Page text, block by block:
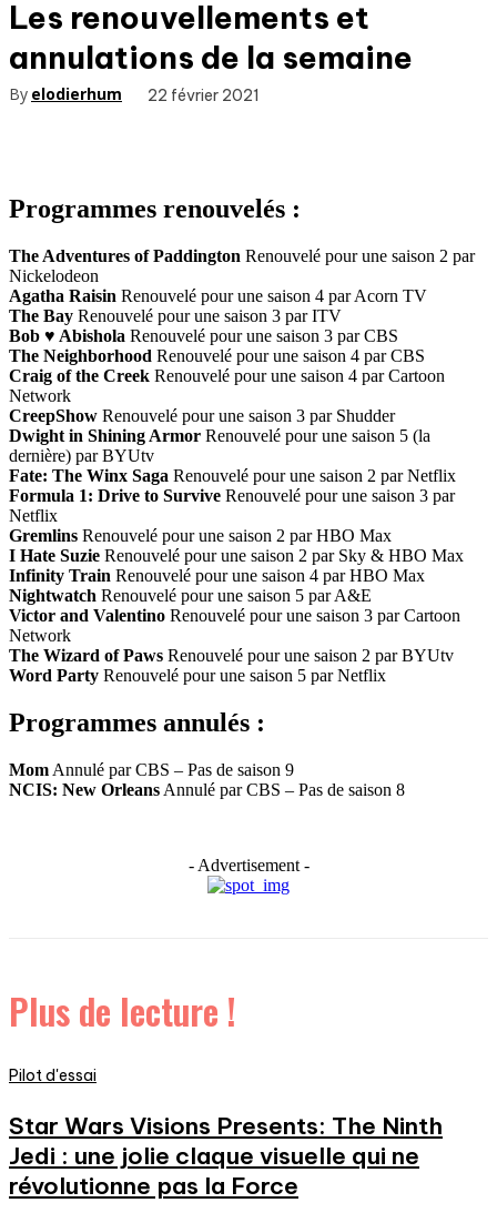
Les renouvellements et
annulations de la semaine
By elodierhum 22 février 2021
Programmes renouvelés :
The Adventures of Paddington Renouvelé pour une saison 2 par
Nickelodeon
Agatha Raisin Renouvelé pour une saison 4 par Acorn TV
The Bay Renouvelé pour une saison 3 par ITV
Bob ♥ Abishola Renouvelé pour une saison 3 par CBS
The Neighborhood Renouvelé pour une saison 4 par CBS
Craig of the Creek Renouvelé pour une saison 4 par Cartoon
Network
CreepShow Renouvelé pour une saison 3 par Shudder
Dwight in Shining Armor Renouvelé pour une saison 5 (la
dernière) par BYUtv
Fate: The Winx Saga Renouvelé pour une saison 2 par Netflix
Formula 1: Drive to Survive Renouvelé pour une saison 3 par
Netflix
Gremlins Renouvelé pour une saison 2 par HBO Max
I Hate Suzie Renouvelé pour une saison 2 par Sky & HBO Max
Infinity Train Renouvelé pour une saison 4 par HBO Max
Nightwatch Renouvelé pour une saison 5 par A&E
Victor and Valentino Renouvelé pour une saison 3 par Cartoon
Network
The Wizard of Paws Renouvelé pour une saison 2 par BYUtv
Word Party Renouvelé pour une saison 5 par Netflix
Programmes annulés :
Mom Annulé par CBS – Pas de saison 9
NCIS: New Orleans Annulé par CBS – Pas de saison 8
- Advertisement -
Plus de lecture !
Pilot d'essai
Star Wars Visions Presents: The Ninth
Jedi : une jolie claque visuelle qui ne
révolutionne pas la Force